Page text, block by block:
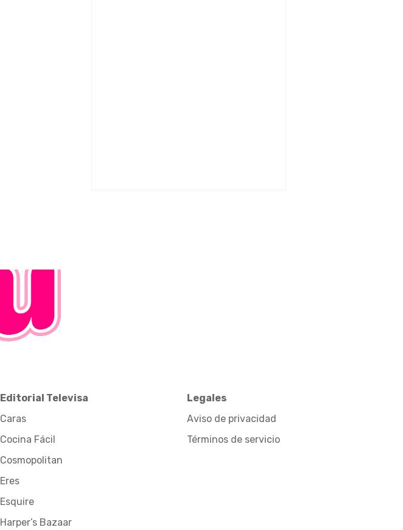
Editorial Televisa
Caras
Cocina Fácil
Cosmopolitan
Eres
Esquire
Harper’s Bazaar
Legales
Aviso de privacidad
Términos de servicio